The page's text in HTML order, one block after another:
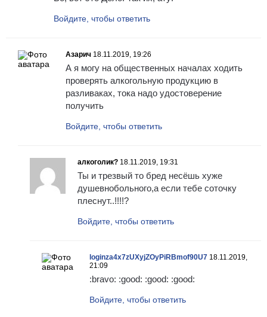
Войдите, чтобы ответить
Азарич 18.11.2019, 19:26
А я могу на общественных началах ходить
проверять алкогольную продукцию в
разливаках, тока надо удостоверение
получить
Войдите, чтобы ответить
алкоголик? 18.11.2019, 19:31
Ты и трезвый то бред несёшь хуже
душевнобольного,а если тебе соточку
плеснут..!!!!?
Войдите, чтобы ответить
loginza4x7zUXyjZOyPiRBmof90U7 18.11.2019,
21:09
:bravo: :good: :good: :good:
Войдите, чтобы ответить